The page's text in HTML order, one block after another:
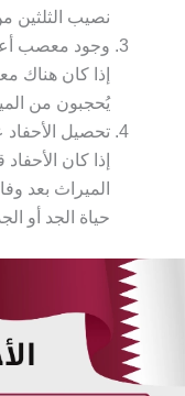
نصيب الثلثين
وجود معصب
إذا كان هناك
يُحجبون من
تحصيل
إذا كان
الميراث بعد
حياة الجد أو